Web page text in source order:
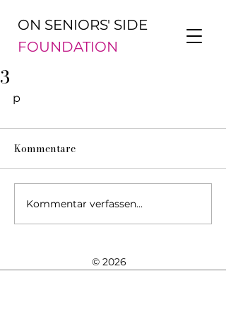
ON SENIORS' SIDE
FOUNDATION
3
p
Kommentare
Kommentar verfassen...
© 2026